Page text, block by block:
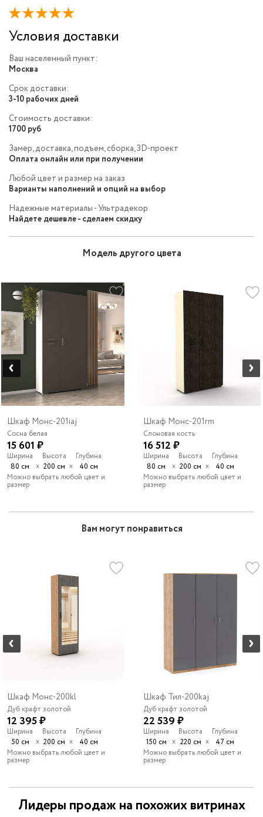
Условия доставки
Ваш населенный пункт:
Москва
Срок доставки:
3-10 рабочих дней
Стоимость доставки:
1700 руб
Замер, доставка, подъем, сборка, 3D-проект
Оплата онлайн или при получении
Любой цвет и размер на заказ
Варианты наполнений и опций на выбор
Надежные материалы - Ультрадекор
Найдете дешевле - сделаем скидку
Модель другого цвета
Шкаф Монс-201iaj
Сосна белая
15 601 ₽
Ширина
80 см
х
Высота
200 см х
Глубина
40 см
Можно выбрать любой цвет и
размер
Шкаф Монс-201rm
Слоновая кость
16 512 ₽
Ширина
80 см
х
Высота
200 см х
Глубина
40 см
Можно выбрать любой цвет и
размер
Вам могут понравиться
Шкаф Монс-200kl
Дуб крафт золотой
12 395 ₽
Ширина
50 см
х
Высота
200 см х
Глубина
40 см
Можно выбрать любой цвет и
размер
Шкаф Тил-200kaj
Дуб крафт золотой
22 539 ₽
Ширина
150 см х
Высота
220 см х
Глубина
47 см
Можно выбрать любой цвет и
размер
Лидеры продаж на похожих витринах